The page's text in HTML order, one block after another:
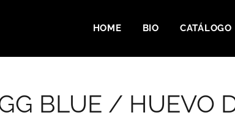
HOME BIO CATÁLOGO
BLUE / HUEVO